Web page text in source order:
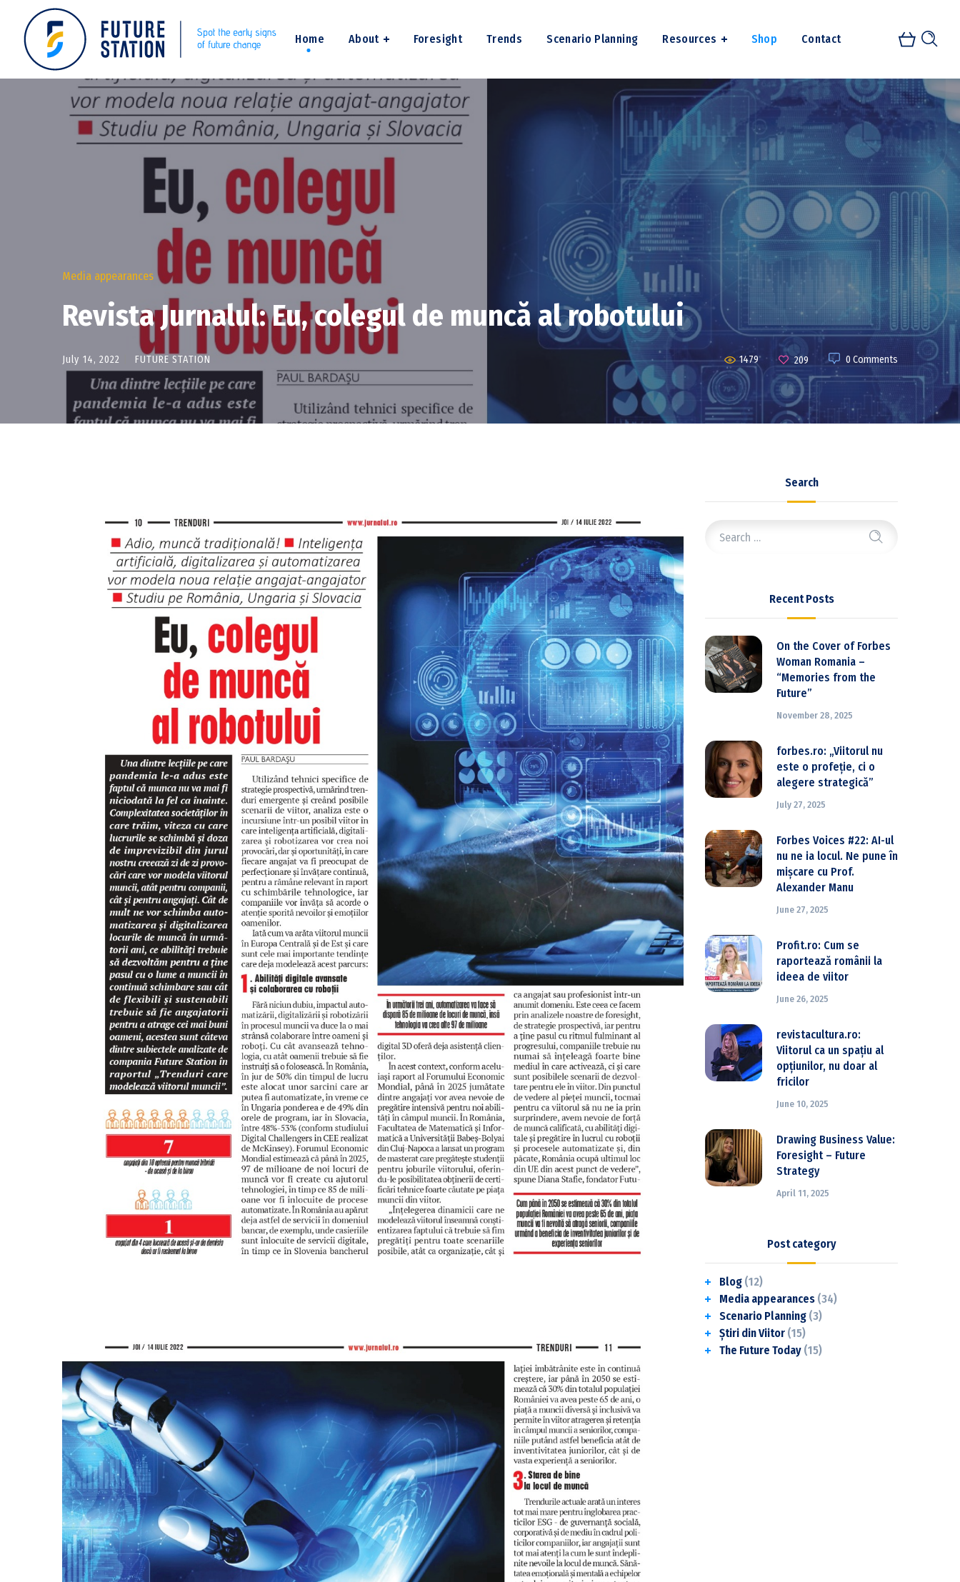
Home About Foresight Trends Scenario Planning Resources Shop Contact
Media appearances
Revista Jurnalul: Eu, colegul de muncă al robotului
July 14, 2022 FUTURE STATION 0 Comments
1479 209
Search
Recent Posts
On the Cover of Forbes
Woman Romania –
“Memories from the
Future”
November 28, 2025
forbes.ro: „Viitorul nu
este o profeție, ci o
alegere strategică”
July 27, 2025
Forbes Voices #22: AI-ul
nu ne ia locul. Ne pune în
mișcare cu Prof.
Alexander Manu
June 27, 2025
Profit.ro: Cum se
raportează românii la
ideea de viitor
June 26, 2025
revistacultura.ro:
Viitorul ca un spațiu al
opțiunilor, nu doar al
fricilor
June 10, 2025
Drawing Business Value:
Foresight – Future
Strategy
April 11, 2025
Post category
Blog (12)
Media appearances (34)
Scenario Planning (3)
Știri din Viitor (15)
The Future Today (15)